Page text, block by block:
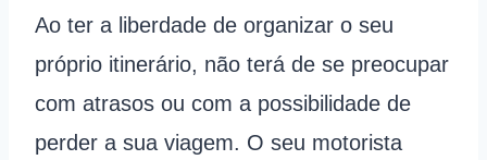
Ao ter a liberdade de organizar o seu
próprio itinerário, não terá de se preocupar
com atrasos ou com a possibilidade de
perder a sua viagem. O seu motorista